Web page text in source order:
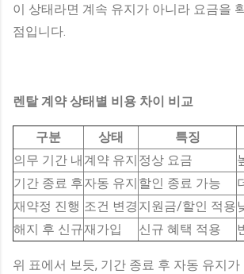
이 상태라면 계속 유지가 아니라 요금을
점입니다.
렌탈 계약 상태별 비용 차이 비교
구분 상태 특징
의무 기간 내 계약 유지 정상 요금
기간 종료 후자동 유지 할인 종료 가능
재약정 진행 조건 변경 지원금/할인 적용
해지 후 신규재가입 신규 혜택 적용
위 표에서 보듯, 기간 종료 후 자동 유지